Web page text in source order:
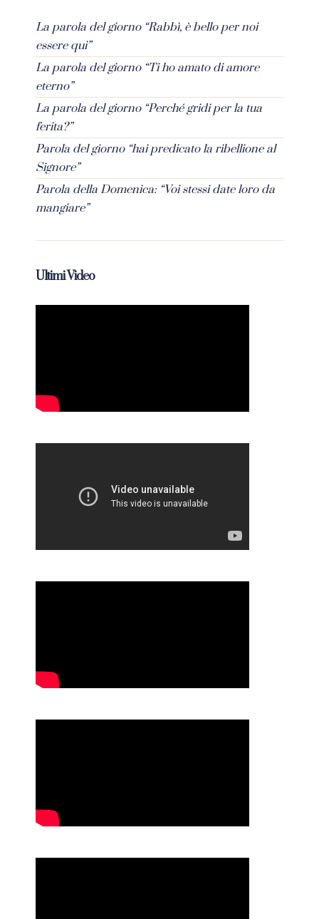
La parola del giorno “Rabbì, è bello per noi
essere qui”
La parola del giorno “Ti ho amato di amore
eterno”
La parola del giorno “Perché gridi per la tua
ferita?”
Parola del giorno “hai predicato la ribellione al
Signore”
Parola della Domenica: “Voi stessi date loro da
mangiare”
Ultimi Video